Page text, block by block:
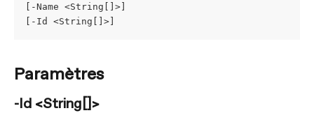
[-Name <String[]>]
[-Id <String[]>]
Paramètres
-Id <String[]>